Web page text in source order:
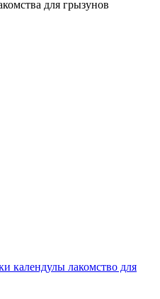
для грызунов
календулы лакомство для